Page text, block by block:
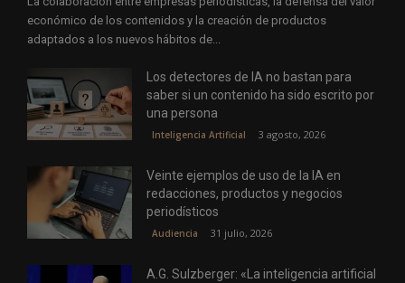
económico de los contenidos y la creación de productos
adaptados a los nuevos hábitos de...
Los detectores de IA no bastan para
saber si un contenido ha sido escrito por
una persona
Inteligencia Artificial 3 agosto, 2026
Veinte ejemplos de uso de la IA en
redacciones, productos y negocios
periodísticos
Audiencia 31 julio, 2026
A.G. Sulzberger: «La inteligencia artificial